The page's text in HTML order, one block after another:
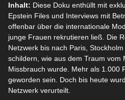
Wir respektieren
Wir und unsere 1538 Partner
Informationen wie Cookies auf
personenbezogene Daten wie
Standardinformationen, die von
Werbung und Inhalte, Werbung
Zielgruppenforschung und
werden. Mit Ihrer Erlaubnis dürfen
über Gerätescans genaue
Inhalt: Diese Doku enthüllt mit
Epstein Files und Interviews mit
offenbar über die internationale
junge Frauen rekrutieren ließ. Die
Netzwerk bis nach Paris,
schildern, wie aus dem Traum vom
Missbrauch wurde. Mehr als 1.000
geworden sein. Doch bis heute
Netzwerk verurteilt.